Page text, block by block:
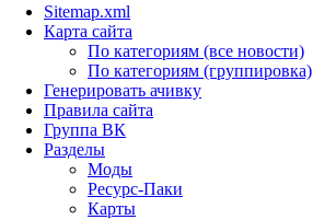
Sitemap.xml
Карта сайта
По категориям (все новости)
По категориям (группировка)
Генерировать ачивку
Правила сайта
Группа ВК
Разделы
Моды
Ресурс-Паки
Карты